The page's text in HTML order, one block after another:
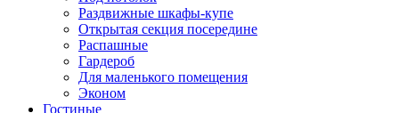
Раздвижные шкафы-купе
Открытая секция посередине
Распашные
Гардероб
Для маленького помещения
Эконом
Гостиные